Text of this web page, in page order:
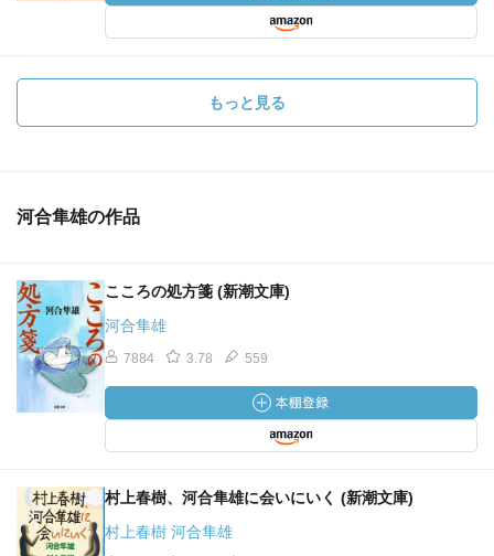
もっと見る
河合隼雄の作品
こころの処方箋 (新潮文庫)
河合隼雄
7884 3.78 559
村上春樹、河合隼雄に会いにいく (新潮文庫)
村上春樹 河合隼雄